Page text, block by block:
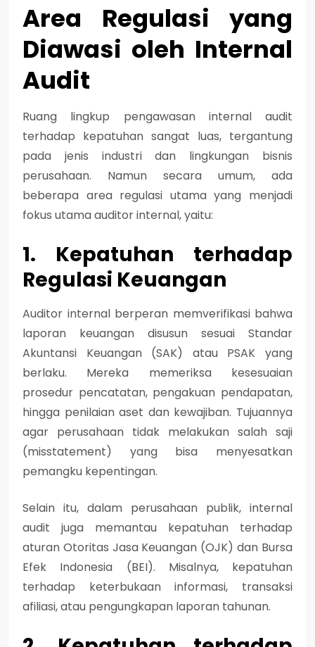
Area Regulasi yang
Diawasi oleh Internal
Audit
Ruang lingkup pengawasan internal audit
terhadap kepatuhan sangat luas, tergantung
pada jenis industri dan lingkungan bisnis
perusahaan. Namun secara umum, ada
beberapa area regulasi utama yang menjadi
fokus utama auditor internal, yaitu:
1. Kepatuhan terhadap
Regulasi Keuangan
Auditor internal berperan memverifikasi bahwa
laporan keuangan disusun sesuai Standar
Akuntansi Keuangan (SAK) atau PSAK yang
berlaku. Mereka memeriksa kesesuaian
prosedur pencatatan, pengakuan pendapatan,
hingga penilaian aset dan kewajiban. Tujuannya
agar perusahaan tidak melakukan salah saji
(misstatement) yang bisa menyesatkan
pemangku kepentingan.
Selain itu, dalam perusahaan publik, internal
audit juga memantau kepatuhan terhadap
aturan Otoritas Jasa Keuangan (OJK) dan Bursa
Efek Indonesia (BEI). Misalnya, kepatuhan
terhadap keterbukaan informasi, transaksi
afiliasi, atau pengungkapan laporan tahunan.